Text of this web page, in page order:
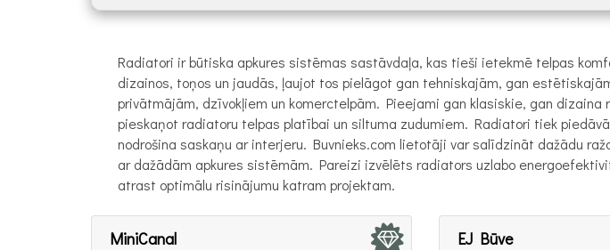
Radiatori ir būtiska apkures sistēmas sastāvdaļa, kas tieši ietekmē telpas
dizainos, toņos un jaudās, ļaujot tos pielāgot gan tehniskajām, gan
privātmājām, dzīvokļiem un komerctelpām. Pieejami gan klasiskie, gan
pieskaņot radiatoru telpas platībai un siltuma zudumiem. Radiatori tiek
nodrošina saskaņu ar interjeru. Buvnieks.com lietotāji var salīdzināt dažādu
ar dažādām apkures sistēmām. Pareizi izvēlēts radiators uzlabo
atrast optimālu risinājumu katram projektam.
MiniCanal EJ Būve